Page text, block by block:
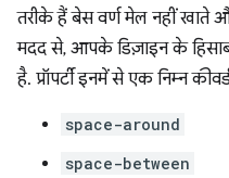
तरीके हैं बेस वर्ण मेल नहीं खाते
मदद से, आपके डिज़ाइन के
है. प्रॉपर्टी इनमें से एक निम्न
space-around
space-between